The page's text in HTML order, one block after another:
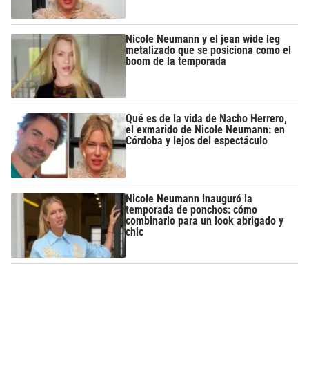
Nicole Neumann y el jean wide leg
metalizado que se posiciona como el
boom de la temporada
Qué es de la vida de Nacho Herrero,
el exmarido de Nicole Neumann: en
Córdoba y lejos del espectáculo
Nicole Neumann inauguró la
temporada de ponchos: cómo
combinarlo para un look abrigado y
chic